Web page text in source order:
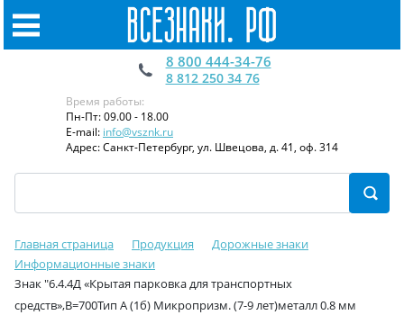
8 800 444-34-76
8 812 250 34 76
Время работы:
Пн-Пт: 09.00 - 18.00
E-mail: info@vsznk.ru
Адрес: Санкт-Петербург, ул. Швецова, д. 41, оф. 314
Главная страница Продукция
Дорожные знаки
Информационные знаки
Знак "6.4.4Д «Крытая парковка для транспортных
средств»,B=700Тип А (1б) Микропризм. (7-9 лет)металл 0.8 мм